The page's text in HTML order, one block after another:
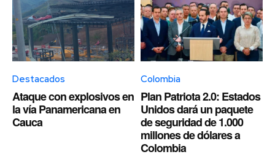
Destacados
Ataque con explosivos en
la vía Panamericana en
Cauca
Colombia
Plan Patriota 2.0: Estados
Unidos dará un paquete
de seguridad de 1.000
millones de dólares a
Colombia